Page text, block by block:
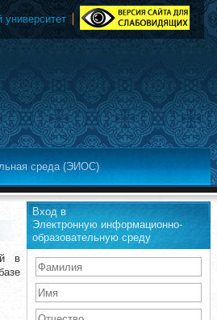
университет
среда (ЭИОС)
в
Вход в
Электронную информационно-
образовательную среду